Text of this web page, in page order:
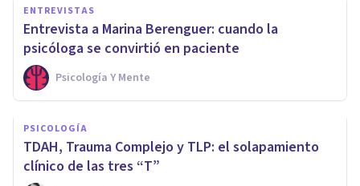
ENTREVISTAS
Entrevista a Marina Berenguer: cuando la
psicóloga se convirtió en paciente
Psicología Y Mente
PSICOLOGÍA
TDAH, Trauma Complejo y TLP: el solapamiento
clínico de las tres “T”